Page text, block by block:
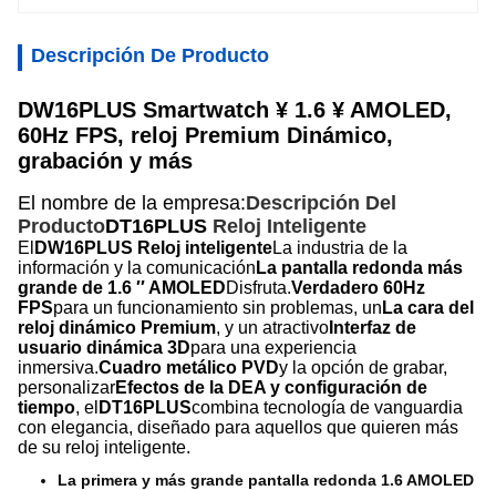
Descripción De Producto
DW16PLUS Smartwatch ¥ 1.6 ¥ AMOLED,
60Hz FPS, reloj Premium Dinámico,
grabación y más
El nombre de la empresa:Descripción Del
ProductoDT16PLUS Reloj Inteligente
El DW16PLUS Reloj inteligenteLa industria de la
información y la comunicación La pantalla redonda más
grande de 1.6 ′′ AMOLEDDisfruta.Verdadero 60Hz
FPSpara un funcionamiento sin problemas, un La cara del
reloj dinámico Premium, y un atractivo Interfaz de
usuario dinámica 3Dpara una experiencia
inmersiva.Cuadro metálico PVDy la opción de grabar,
personalizarEfectos de la DEA y configuración de
tiempo, el DT16PLUScombina tecnología de vanguardia
con elegancia, diseñado para aquellos que quieren más
de su reloj inteligente.
La primera y más grande pantalla redonda 1.6 AMOLED